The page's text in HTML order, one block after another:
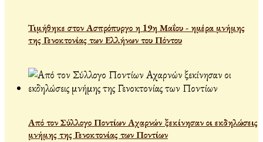
Τιμήθηκε στον Ασπρόπυργο η 19η Μαΐου - ημέρα μνήμης
της Γενοκτονίας των Ελλήνων του Πόντου
Από τον Σύλλογο Ποντίων Αχαρνών ξεκίνησαν οι εκδηλώσεις
μνήμης της Γενοκτονίας των Ποντίων